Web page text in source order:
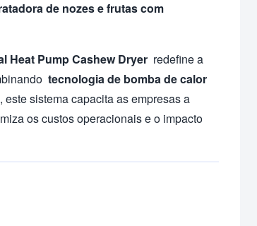
de nozes e frutas com
Heat Pump Cashew Dryer redefine a
tecnologia de bomba de calor
sistema capacita as empresas a
os custos operacionais e o impacto